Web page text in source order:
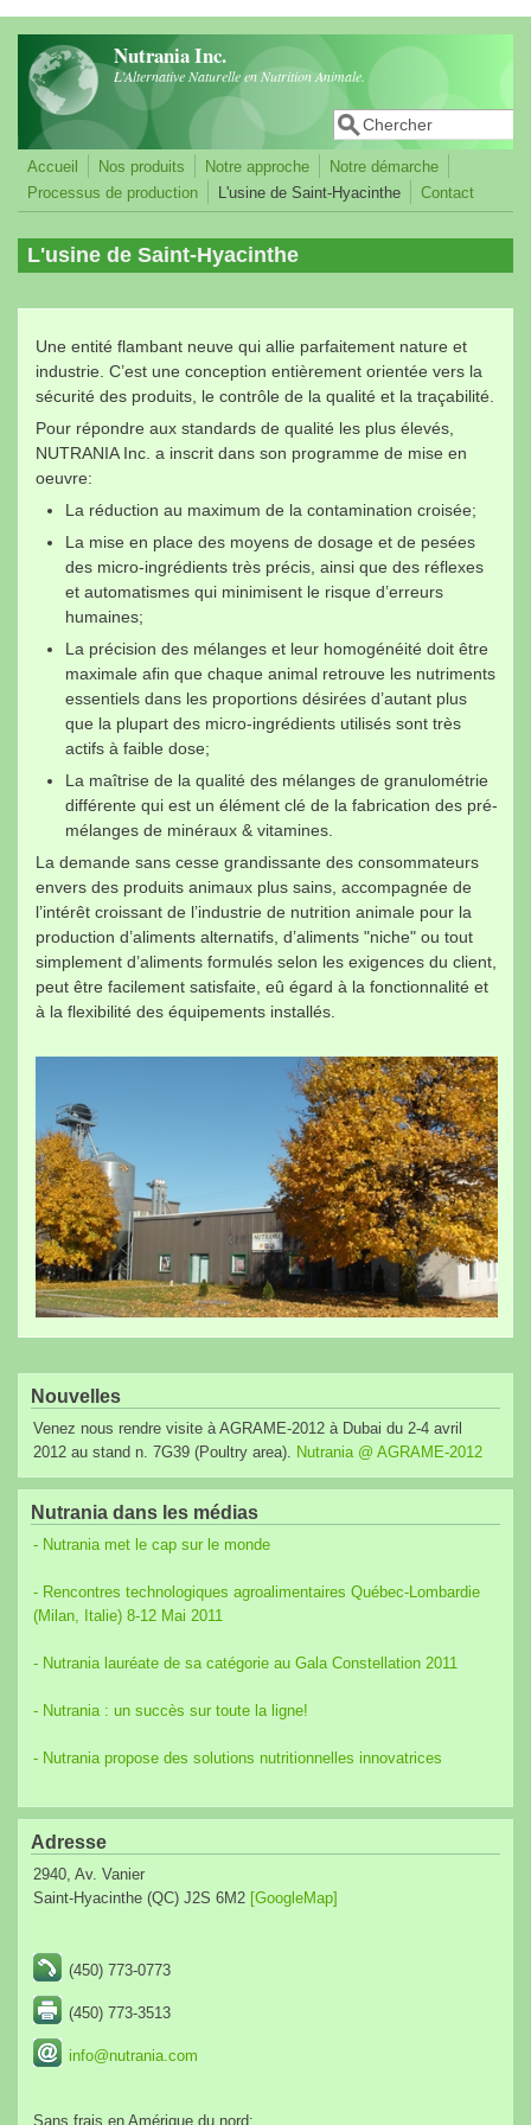
Nutrania Inc.
L’Alternative Naturelle en Nutrition Animale.
Formulaire de recherche
Recherche
Accueil Nos produits Notre approche
Notre démarche
Processus de production
L'usine de Saint-Hyacinthe Contact
L'usine de Saint-Hyacinthe
Une entité flambant neuve qui allie parfaitement nature et
industrie. C’est une conception entièrement orientée vers la
sécurité des produits, le contrôle de la qualité et la traçabilité.
Pour répondre aux standards de qualité les plus élevés,
NUTRANIA Inc. a inscrit dans son programme de mise en
oeuvre:
La réduction au maximum de la contamination croisée;
La mise en place des moyens de dosage et de pesées
des micro-ingrédients très précis, ainsi que des réflexes
et automatismes qui minimisent le risque d’erreurs
humaines;
La précision des mélanges et leur homogénéité doit être
maximale afin que chaque animal retrouve les nutriments
essentiels dans les proportions désirées d’autant plus
que la plupart des micro-ingrédients utilisés sont très
actifs à faible dose;
La maîtrise de la qualité des mélanges de granulométrie
différente qui est un élément clé de la fabrication des pré-
mélanges de minéraux & vitamines.
La demande sans cesse grandissante des consommateurs
envers des produits animaux plus sains, accompagnée de
l’intérêt croissant de l’industrie de nutrition animale pour la
production d’aliments alternatifs, d’aliments "niche" ou tout
simplement d’aliments formulés selon les exigences du client,
peut être facilement satisfaite, eû égard à la fonctionnalité et
à la flexibilité des équipements installés.
Nouvelles
Venez nous rendre visite à AGRAME-2012 à Dubai du 2-4 avril
2012 au stand n. 7G39 (Poultry area).
Nutrania @ AGRAME-2012
Nutrania dans les médias
- Nutrania met le cap sur le monde
- Rencontres technologiques agroalimentaires Québec-Lombardie
(Milan, Italie) 8-12 Mai 2011
- Nutrania lauréate de sa catégorie au Gala Constellation 2011
- Nutrania : un succès sur toute la ligne!
- Nutrania propose des solutions nutritionnelles innovatrices
Adresse
2940, Av. Vanier
Saint-Hyacinthe (QC) J2S 6M2 [GoogleMap]
(450) 773-0773
(450) 773-3513
info@nutrania.com
Sans frais en Amérique du nord: